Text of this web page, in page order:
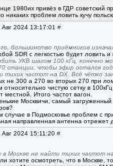
1980их привёз в ГДР советский
никаких проблем ловить кучу
Авг 2024 13:17:01 #
большинство приёмников
SDR с легкостью будет ловить
УКВ шагом 100 кГц, конечно
станции, чтобы эфир остался
тихих частот на DX. Всё чётко
не 300 а 270 во вторых 270 при
относительно чистую сетку в
местной. Итого частот вагон.
Москвичи, самый
случае в Подмосковье проблем с
направленная антенна отрежет
Авг 2024 15:11:20 #
в Москве не найти тихих частот
хотите осмотреть, что в Москве,